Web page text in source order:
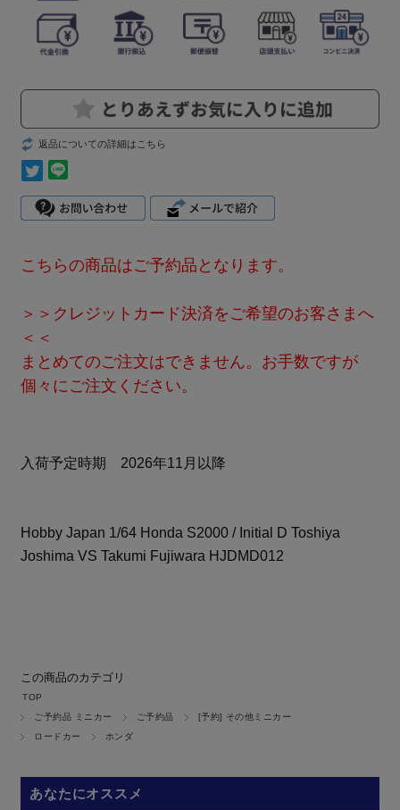
返品についての詳細はこちら
こちらの商品はご予約品となります。
＞＞クレジットカード決済をご希望のお客さまへ
＜＜
まとめてのご注文はできません。お手数ですが
個々にご注文ください。
入荷予定時期 2026年11月以降
Hobby Japan 1/64 Honda S2000 / Initial D Toshiya
Joshima VS Takumi Fujiwara HJDMD012
この商品のカテゴリ
TOP
ご予約品 ミニカー
ご予約品
[予約] その他ミニカー
ロードカー
ホンダ
あなたにオススメ